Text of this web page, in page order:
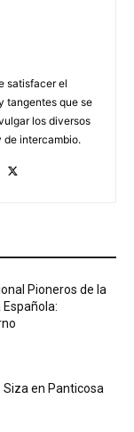
satisfacer el
tangentes que se
los diversos
de intercambio.
Pioneros de la
en Panticosa